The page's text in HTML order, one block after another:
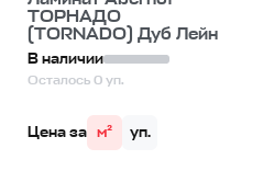
ТОРНАДО
(TORNADO) Дуб Лейн
В наличии
Осталось 0 уп.
Цена за м² уп.